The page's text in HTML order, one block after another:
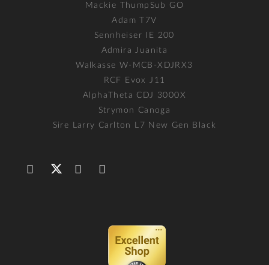
Mackie ThumpSub GO
Adam T7V
Sennheiser IE 200
Admira Juanita
Walkasse W-MCB-XDJRX3
RCF Evox J11
AlphaTheta CDJ 3000X
Strymon Canoga
Sire Larry Carlton L7 New Gen Black